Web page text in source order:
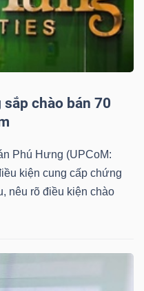
chào bán 70
Phú Hưng (UPCoM:
kiện cung cấp chứng
nêu rõ điều kiện chào